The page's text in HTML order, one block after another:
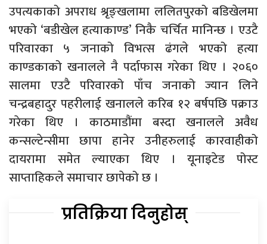
उपत्यकाको अपराध श्रृङ्खलामा ललितपुरको बडिखेलमा
भएको ‘बडीखेल हत्याकाण्ड’ निकै चर्चित मानिन्छ । एउटै
परिवारका ५ जनाको विभत्स ढंगले भएको हत्या
काण्डकाको खनालले नै पर्दाफास गरेका थिए । २०६०
सालमा एउटै परिवारको पाँच जनाको ज्यान लिने
चन्द्रबहादुर पहरीलाई खनालले करिब १२ बर्षपछि पक्राउ
गरेका थिए । काठमाडौंमा बस्दा खनालले अवैध
कन्सल्टेन्सीमा छापा हानेर उनीहरुलाई कारवाहीको
दायरामा समेत ल्याएका थिए । यूनाइटेड पोस्ट
साप्ताहिकले समाचार छापेको छ ।
प्रतिक्रिया दिनुहोस्